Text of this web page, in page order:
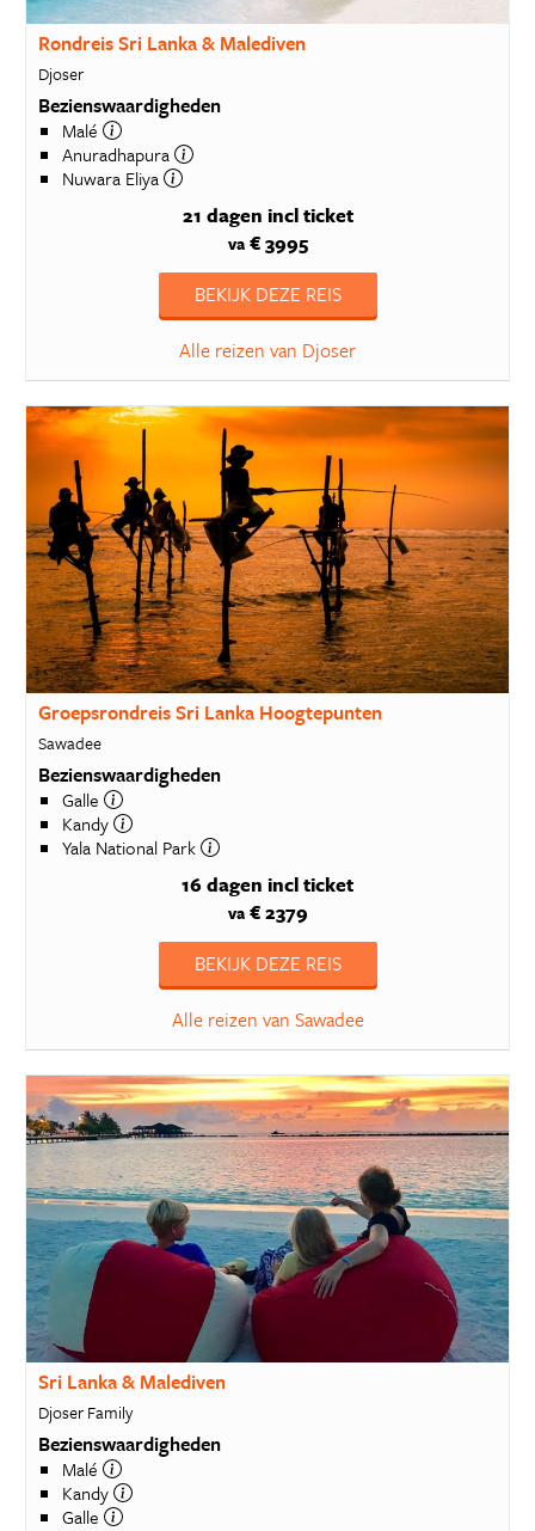
Rondreis Sri Lanka & Malediven
Djoser
Bezienswaardigheden
Malé
Anuradhapura
Nuwara Eliya
21 dagen incl ticket
va€ 3995
BEKIJK DEZE REIS
Alle reizen van Djoser
Groepsrondreis Sri Lanka Hoogtepunten
Sawadee
Bezienswaardigheden
Galle
Kandy
Yala National Park
16 dagen incl ticket
va€ 2379
BEKIJK DEZE REIS
Alle reizen van Sawadee
Sri Lanka & Malediven
Djoser Family
Bezienswaardigheden
Malé
Kandy
Galle